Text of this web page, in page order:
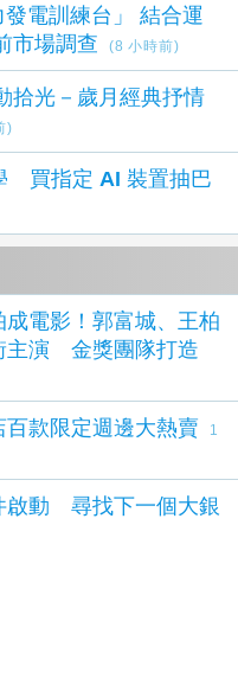
電訓練台」 結合運
市場調查
(8 小時前)
)
買指定 AI 裝置抽巴
電影！郭富城、王柏
主演 金獎團隊打造
百款限定週邊大熱賣
1
啟動 尋找下一個大銀